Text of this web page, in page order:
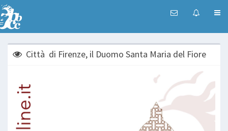
Città di Firenze, il Duomo Santa Maria del Fiore